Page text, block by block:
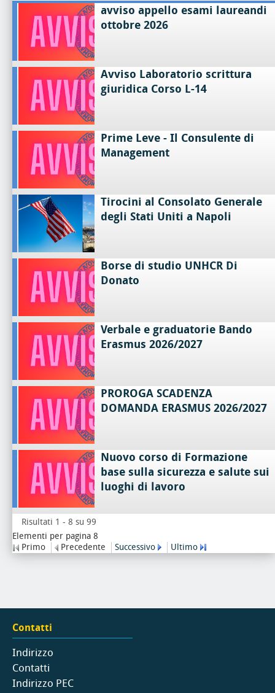
avviso appello esami laureandi
ottobre 2026
Avviso Laboratorio scrittura
giuridica Corso L-14
Prime Leve - Il Consulente di
Management
Tirocini al Consolato Generale
degli Stati Uniti a Napoli
Borse di studio UNHCR Di
Donato
Verbale e graduatorie Bando
Erasmus 2026/2027
PROROGA SCADENZA
DOMANDA ERASMUS 2026/2027
Nuovo corso di Formazione
base sulla sicurezza e salute sui
luoghi di lavoro
Risultati 1 - 8 su 99
Elementi per pagina 8
Primo
Precedente Successivo Ultimo
Contatti
Indirizzo
Contatti
Indirizzo PEC